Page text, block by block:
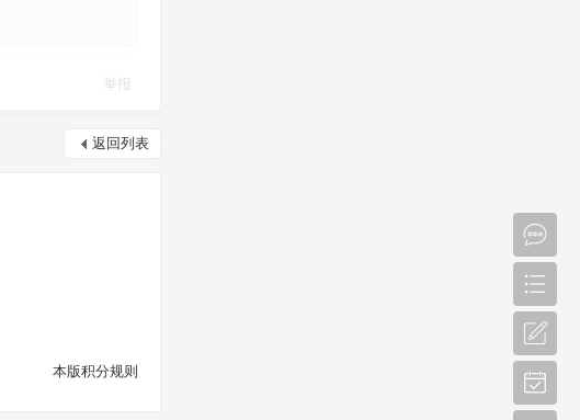
举报
返回列表
本版积分规则